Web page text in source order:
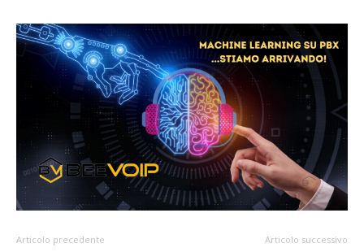
Articolo precedente Articolo successivo